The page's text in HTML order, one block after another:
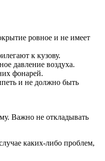
ровное и не имеет
к кузову.
давление воздуха.
фонарей.
и не должно быть
Важно не откладывать
каких-либо проблем,